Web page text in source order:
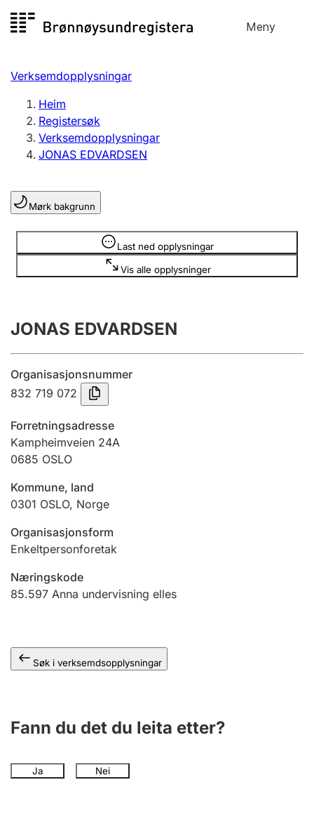
til
Meny
Registersøk
Aksjeselskap
Enkeltpersonføretak
Registrere, endre, slette
Lag og foreining
Registrere, endre, slette
Årsrekneskap
Innsending og forseinkingsgebyr
Tinglysing
Jeger
Ektepaktrettleiaren
Andre tema
Verksemdopplysningar
Heim
Registersøk
Verksemdopplysningar
JONAS EDVARDSEN
Mørk bakgrunn
Last ned opplysningar
Vis alle opplysninger
Opplysninger er skjult
JONAS EDVARDSEN
Organisasjonsnummer
832 719 072
Forretningsadresse
Kampheimveien 24A
0685 OSLO
Kommune, land
0301 OSLO, Norge
Organisasjonsform
Enkeltpersonforetak
Næringskode
85.597 Anna undervisning elles
Søk i verksemdsopplysningar
Fann du det du leita etter?
Ja Nei